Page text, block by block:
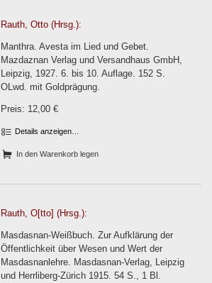
Rauth, Otto (Hrsg.):
Manthra. Avesta im Lied und Gebet.
Mazdaznan Verlag und Versandhaus GmbH,
Leipzig, 1927. 6. bis 10. Auflage. 152 S.
OLwd. mit Goldprägung.
Preis: 12,00 €
Details anzeigen…
In den Warenkorb legen
Rauth, O[tto] (Hrsg.):
Masdasnan-Weißbuch. Zur Aufklärung der
Öffentlichkeit über Wesen und Wert der
Masdasnanlehre. Masdasnan-Verlag, Leipzig
und Herrliberg-Zürich 1915. 54 S., 1 Bl.